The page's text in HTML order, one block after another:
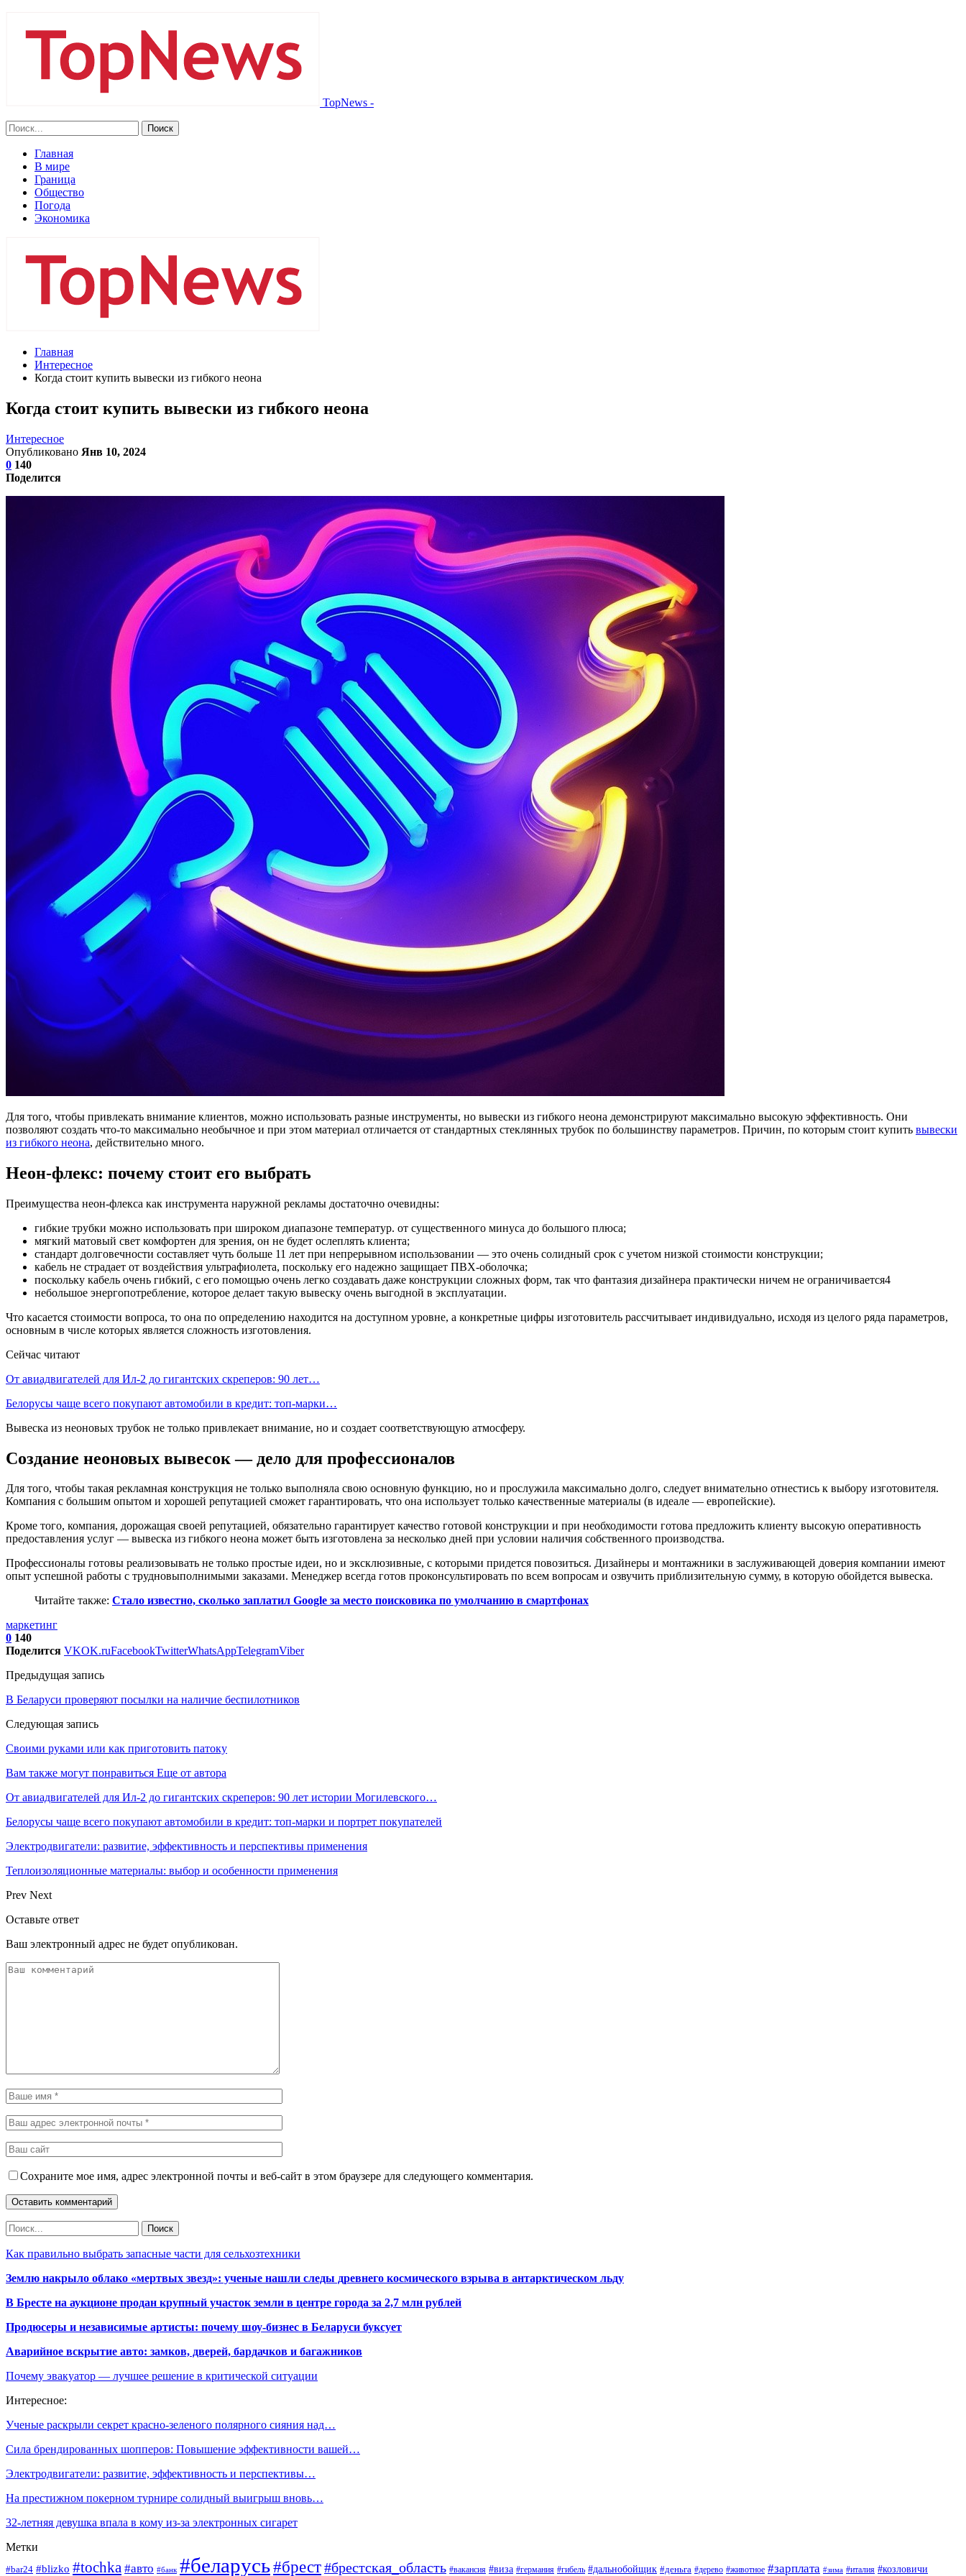
TopNews -
Главная
В мире
Граница
Общество
Погода
Экономика
Главная
Интересное
Когда стоит купить вывески из гибкого неона
Когда стоит купить вывески из гибкого неона
Интересное
Опубликовано Янв 10, 2024
0 140
Поделится
Для того, чтобы привлекать внимание клиентов, можно использовать разные инструменты, но вывески из гибкого неона демонстрируют максимально высокую эффективность. Они
позволяют создать что-то максимально необычное и при этом материал отличается от стандартных стеклянных трубок по большинству параметров. Причин, по которым стоит купить вывески
из гибкого неона, действительно много.
Неон-флекс: почему стоит его выбрать
Преимущества неон-флекса как инструмента наружной рекламы достаточно очевидны:
гибкие трубки можно использовать при широком диапазоне температур. от существенного минуса до большого плюса;
мягкий матовый свет комфортен для зрения, он не будет ослеплять клиента;
стандарт долговечности составляет чуть больше 11 лет при непрерывном использовании — это очень солидный срок с учетом низкой стоимости конструкции;
кабель не страдает от воздействия ультрафиолета, поскольку его надежно защищает ПВХ-оболочка;
поскольку кабель очень гибкий, с его помощью очень легко создавать даже конструкции сложных форм, так что фантазия дизайнера практически ничем не ограничивается4
небольшое энергопотребление, которое делает такую вывеску очень выгодной в эксплуатации.
Что касается стоимости вопроса, то она по определению находится на доступном уровне, а конкретные цифры изготовитель рассчитывает индивидуально, исходя из целого ряда параметров,
основным в числе которых является сложность изготовления.
Сейчас читают
От авиадвигателей для Ил-2 до гигантских скреперов: 90 лет…
Белорусы чаще всего покупают автомобили в кредит: топ‑марки…
Вывеска из неоновых трубок не только привлекает внимание, но и создает соответствующую атмосферу.
Создание неоновых вывесок — дело для профессионалов
Для того, чтобы такая рекламная конструкция не только выполняла свою основную функцию, но и прослужила максимально долго, следует внимательно отнестись к выбору изготовителя.
Компания с большим опытом и хорошей репутацией сможет гарантировать, что она использует только качественные материалы (в идеале — европейские).
Кроме того, компания, дорожащая своей репутацией, обязательно гарантирует качество готовой конструкции и при необходимости готова предложить клиенту высокую оперативность
предоставления услуг — вывеска из гибкого неона может быть изготовлена за несколько дней при условии наличия собственного производства.
Профессионалы готовы реализовывать не только простые идеи, но и эксклюзивные, с которыми придется повозиться. Дизайнеры и монтажники в заслуживающей доверия компании имеют
опыт успешной работы с трудновыполнимыми заказами. Менеджер всегда готов проконсультировать по всем вопросам и озвучить приблизительную сумму, в которую обойдется вывеска.
Читайте также: Стало известно, сколько заплатил Google за место поисковика по умолчанию в смартфонах
маркетинг
0 140
Поделится VKOK.ruFacebookTwitterWhatsAppTelegramViber
Предыдущая запись
В Беларуси проверяют посылки на наличие беспилотников
Следующая запись
Своими руками или как приготовить патоку
Вам также могут понравиться Еще от автора
От авиадвигателей для Ил-2 до гигантских скреперов: 90 лет истории Могилевского…
Белорусы чаще всего покупают автомобили в кредит: топ‑марки и портрет покупателей
Электродвигатели: развитие, эффективность и перспективы применения
Теплоизоляционные материалы: выбор и особенности применения
Prev Next
Оставьте ответ
Ваш электронный адрес не будет опубликован.
Сохраните мое имя, адрес электронной почты и веб-сайт в этом браузере для следующего комментария.
Как правильно выбрать запасные части для сельхозтехники
Землю накрыло облако «мертвых звезд»: ученые нашли следы древнего космического взрыва в антарктическом льду
В Бресте на аукционе продан крупный участок земли в центре города за 2,7 млн рублей
Продюсеры и независимые артисты: почему шоу-бизнес в Беларуси буксует
Аварийное вскрытие авто: замков, дверей, бардачков и багажников
Почему эвакуатор — лучшее решение в критической ситуации
Интересное:
Ученые раскрыли секрет красно-зеленого полярного сияния над…
Сила брендированных шопперов: Повышение эффективности вашей…
Электродвигатели: развитие, эффективность и перспективы…
На престижном покерном турнире солидный выигрыш вновь…
32-летняя девушка впала в кому из-за электронных сигарет
Метки
#bar24 #blizko #tochka #авто #банк #беларусь#брест#брестская_область #вакансия #виза #германия #гибель #дальнобойщик #деньга #дерево #животное #зарплата #зима #италия #козловичи